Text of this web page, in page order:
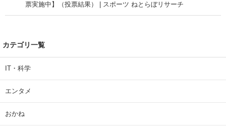
票実施中】（投票結果） | スポーツ ねとらぼリサーチ
カテゴリ一覧
IT・科学
エンタメ
おかね